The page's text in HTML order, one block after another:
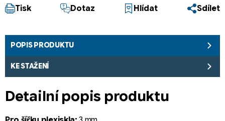
Tisk Dotaz Hlídat Sdílet
POPIS PRODUKTU
KE STAŽENÍ
Detailní popis produktu